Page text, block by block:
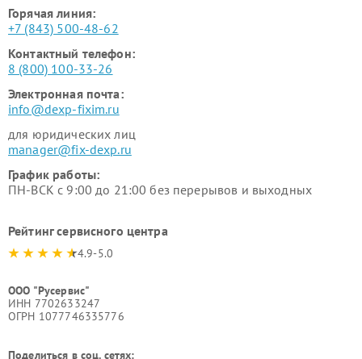
Горячая линия:
+7 (843) 500-48-62
Контактный телефон:
8 (800) 100-33-26
Электронная почта:
info@dexp-fixim.ru
для юридических лиц
manager@fix-dexp.ru
График работы:
ПН-ВСК с 9:00 до 21:00 без перерывов и выходных
Рейтинг сервисного центра
4.9-5.0
ООО "Русервис"
ИНН 7702633247
ОГРН 1077746335776
Поделиться в соц. сетях: